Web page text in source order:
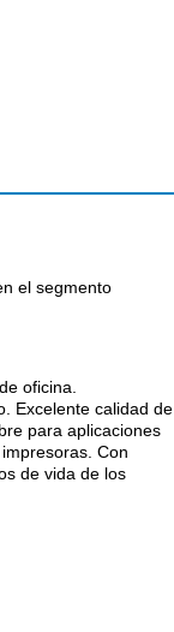
el segmento
oficina.
Excelente calidad de
para aplicaciones
Con
de vida de los